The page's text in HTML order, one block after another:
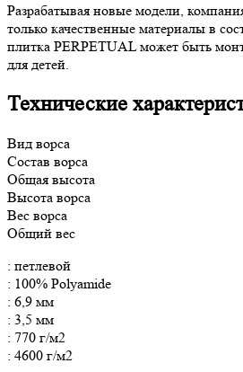
Разрабатывая новые модели,
только качественные материалы в
плитка PERPETUAL может быть
для детей.
Технические
Вид ворса
Состав ворса
Общая высота
Высота ворса
Вес ворса
Общий вес
: петлевой
: 100% Polyamide
: 6,9 мм
: 3,5 мм
: 770 г/м2
: 4600 г/м2